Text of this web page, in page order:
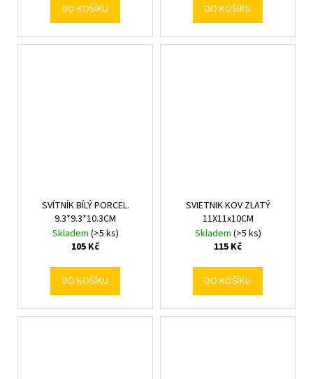
DO KOŠÍKU DO KOŠÍKU
SVÍTNÍK BÍLÝ PORCEL.
9.3*9.3*10.3CM
Skladem (>5 ks)
105 Kč
DO KOŠÍKU
SVIETNIK KOV ZLATÝ
11X11x10CM
Skladem (>5 ks)
115 Kč
DO KOŠÍKU